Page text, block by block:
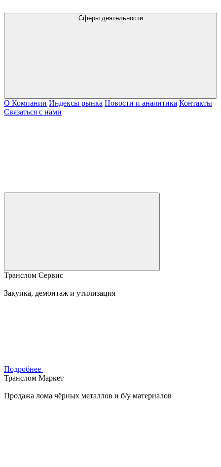
Сферы деятельности
О Компании Индексы рынка Новости и аналитика Контакты
Связаться с нами
Транслом Сервис
Закупка, демонтаж и утилизация
Подробнее
Транслом Маркет
Продажа лома чёрных металлов и б/у материалов